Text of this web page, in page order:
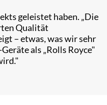
geleistet haben. „Die
Qualität
– etwas, was wir sehr
als „Rolls Royce"